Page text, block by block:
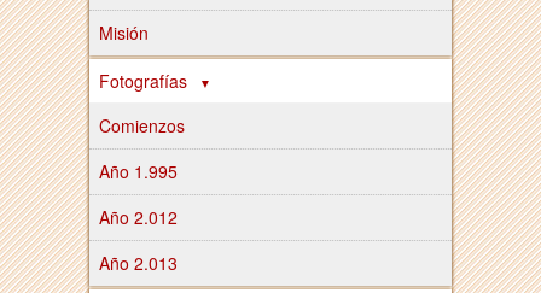
Misión
Fotografías
Comienzos
Año 1.995
Año 2.012
Año 2.013